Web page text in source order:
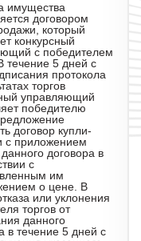
имущества
договором
который
конкурсный
с победителем
течение 5 дней с
протокола
торгов
управляющий
победителю
договор купли-
с приложением
договора в
с
им
о цене. В
или уклонения
торгов от
данного
в течение 5 дней с